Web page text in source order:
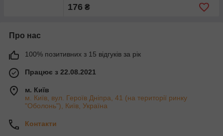
176 ₴
Про нас
100% позитивних з 15 відгуків за рік
Працює з 22.08.2021
м. Київ
м. Київ, вул. Героїв Дніпра, 41 (на території ринку
"Оболонь"), Київ, Україна
Контакти